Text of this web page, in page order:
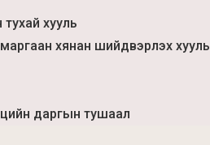
хууль
хянан шийдвэрлэх хууль
даргын тушаал